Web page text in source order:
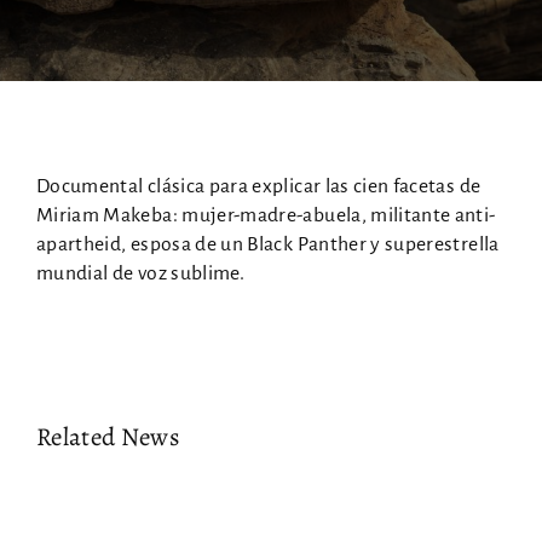
Documental clásica para explicar las cien facetas de
Miriam Makeba: mujer-madre-abuela, militante anti-
apartheid, esposa de un Black Panther y superestrella
mundial de voz sublime.
Related News